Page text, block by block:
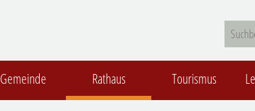
Gemeinde Rathaus Tourismus